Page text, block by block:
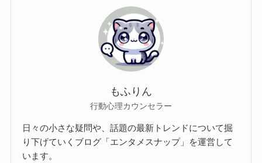
もふりん
行動心理カウンセラー
日々の小さな疑問や、話題の最新トレンドについて掘
り下げていくブログ「エンタメスナップ」を運営して
います。